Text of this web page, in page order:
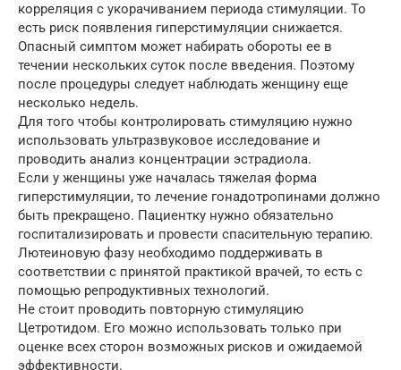
корреляция с укорачиванием периода стимуляции. То
есть риск появления гиперстимуляции снижается.
Опасный симптом может набирать обороты ее в
течении нескольких суток после введения. Поэтому
после процедуры следует наблюдать женщину еще
несколько недель.
Для того чтобы контролировать стимуляцию нужно
использовать ультразвуковое исследование и
проводить анализ концентрации эстрадиола.
Если у женщины уже началась тяжелая форма
гиперстимуляции, то лечение гонадотропинами должно
быть прекращено. Пациентку нужно обязательно
госпитализировать и провести спасительную терапию.
Лютеиновую фазу необходимо поддерживать в
соответствии с принятой практикой врачей, то есть с
помощью репродуктивных технологий.
Не стоит проводить повторную стимуляцию
Цетротидом. Его можно использовать только при
оценке всех сторон возможных рисков и ожидаемой
эффективности.